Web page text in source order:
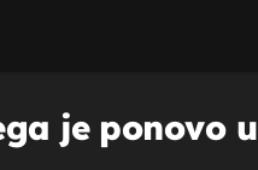
je ponovo u